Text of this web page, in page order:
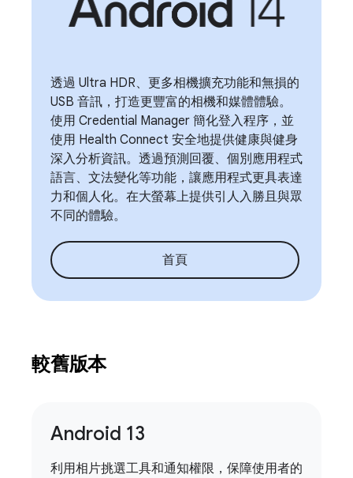
透過 Ultra HDR、更多相機擴充功能和無損的
USB 音訊，打造更豐富的相機和媒體體驗。
使用 Credential Manager 簡化登入程序，並
使用 Health Connect 安全地提供健康與健身
深入分析資訊。透過預測回覆、個別應用程式
語言、文法變化等功能，讓應用程式更具表達
力和個人化。在大螢幕上提供引人入勝且與眾
不同的體驗。
首頁
較舊版本
Android 13
利用相片挑選工具和通知權限，保障使用者的